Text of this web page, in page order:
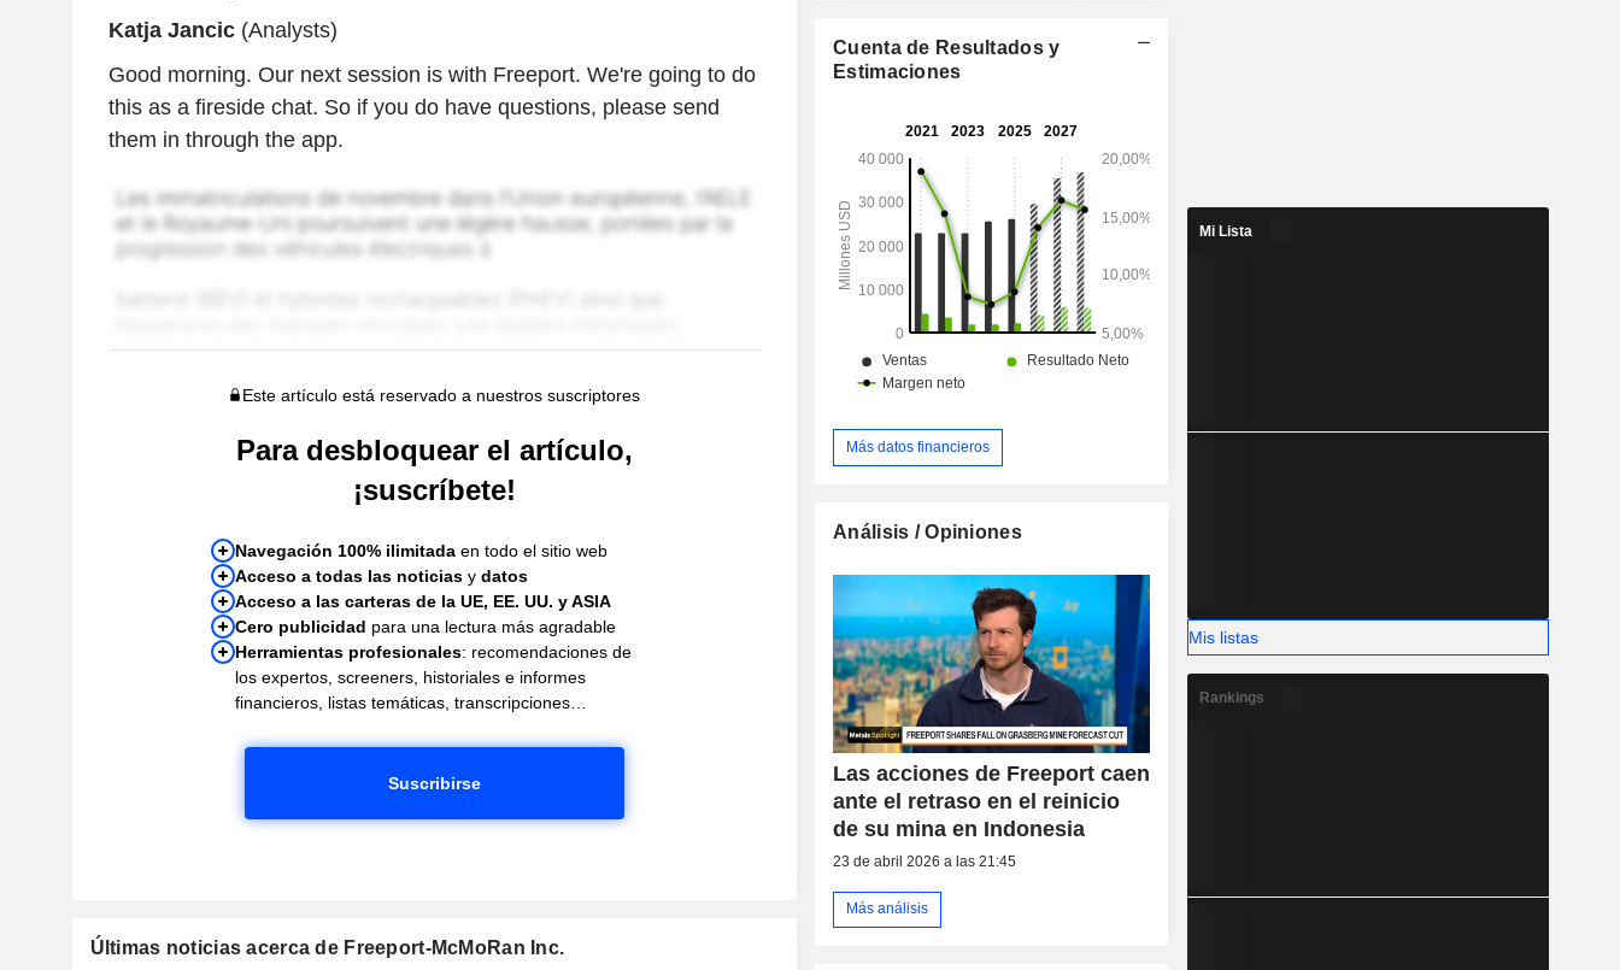
Katja Jancic(Analysts)
Good morning. Our next session is with Freeport. We're going to do
this as a fireside chat. So if you do have questions, please send
them in through the app.
Este artículo está reservado a nuestros suscriptores
Para desbloquear el artículo,
¡suscríbete!
Navegación 100% ilimitada en todo el sitio web
Acceso a todas las noticias ydatos
Acceso a las carteras de la UE, EE. UU. y ASIA
Cero publicidad para una lectura más agradable
Herramientas profesionales: recomendaciones de
los expertos, screeners, historiales e informes
financieros, listas temáticas, transcripciones…
Suscribirse
Últimas noticias acerca de Freeport-McMoRan Inc.
Cuenta de Resultados y
Estimaciones
Más datos financieros
Análisis / Opiniones
Las acciones de Freeport caen
ante el retraso en el reinicio
de su mina en Indonesia
23 de abril 2026 a las 21:45
Más análisis
Mi Lista
Mis listas
Rankings